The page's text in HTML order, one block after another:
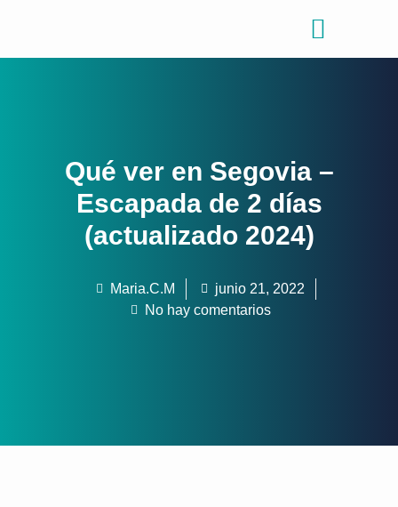
Qué ver en Segovia –
Escapada de 2 días
(actualizado 2024)
Maria.C.M
junio 21, 2022
No hay comentarios